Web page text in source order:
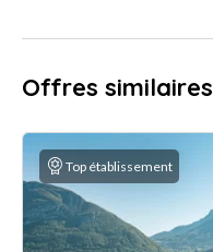
Offres similaires
Top établissement